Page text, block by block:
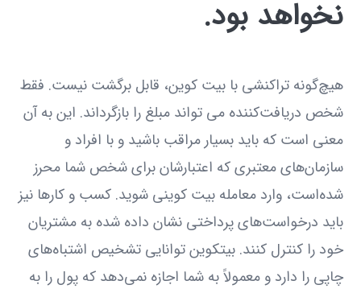
نخواهد بود.
هیچ‌گونه تراکنشی با بیت کوین، قابل برگشت نیست. فقط
شخص دریافت‌کننده می تواند مبلغ را بازگرداند. این به آن
معنی است که باید بسیار مراقب باشید و با افراد و
سازمان‌های معتبری که اعتبارشان برای شخص شما محرز
شده‌است، وارد معامله بیت کوینی شوید. کسب و کارها نیز
باید درخواست‌های پرداختی نشان داده شده به مشتریان
خود را کنترل کنند. بیتکوین توانایی تشخیص اشتباه‌های
چاپی را دارد و معمولاً به شما اجازه نمی‌دهد که پول را به